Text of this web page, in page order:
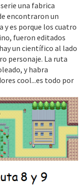
una fabrica
encontraron un
y es porque los cuatro
fueron editados
un científico al lado
personaje. La ruta
y habra
cool...es todo por